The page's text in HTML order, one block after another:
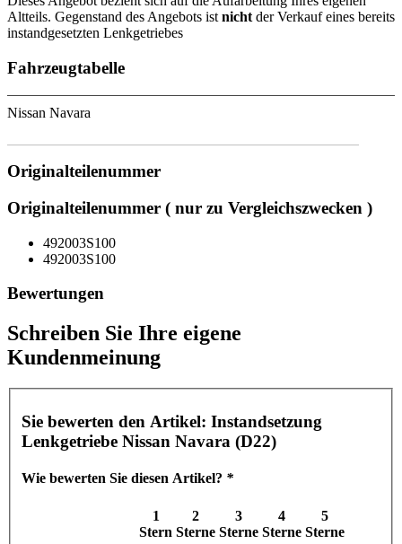
Altteils. Gegenstand des Angebots ist nicht der Verkauf eines bereits
instandgesetzten Lenkgetriebes
Fahrzeugtabelle
Nissan Navara
Originalteilenummer
Originalteilenummer ( nur zu Vergleichszwecken )
492003S100
492003S100
Bewertungen
Schreiben Sie Ihre eigene
Kundenmeinung
Sie bewerten den Artikel: Instandsetzung
Lenkgetriebe Nissan Navara (D22)
Wie bewerten Sie diesen Artikel? *
1
Stern
2
Sterne
3
Sterne
4
Sterne
5
Sterne